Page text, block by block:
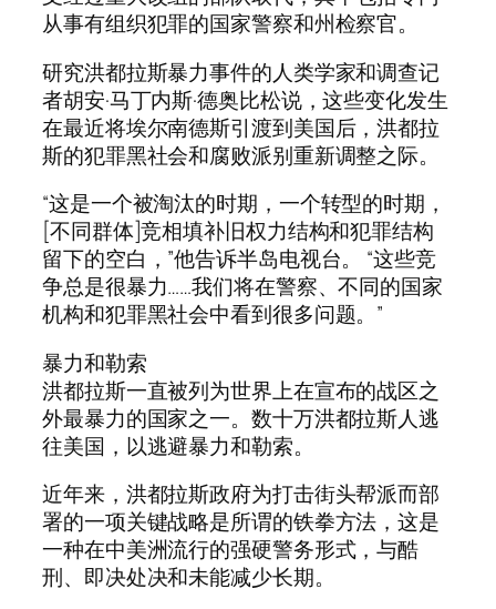
从事有组织犯罪的国家警察和州检察官。
研究洪都拉斯暴力事件的人类学家和调查记
者胡安·马丁内斯·德奥比松说，这些变化发生
在最近将埃尔南德斯引渡到美国后，洪都拉
斯的犯罪黑社会和腐败派别重新调整之际。
“这是一个被淘汰的时期，一个转型的时期，
[不同群体]竞相填补旧权力结构和犯罪结构
留下的空白，”他告诉半岛电视台。 “这些竞
争总是很暴力……我们将在警察、不同的国家
机构和犯罪黑社会中看到很多问题。”
暴力和勒索
洪都拉斯一直被列为世界上在宣布的战区之
外最暴力的国家之一。数十万洪都拉斯人逃
往美国，以逃避暴力和勒索。
近年来，洪都拉斯政府为打击街头帮派而部
署的一项关键战略是所谓的铁拳方法，这是
一种在中美洲流行的强硬警务形式，与酷
刑、即决处决和未能减少长期。